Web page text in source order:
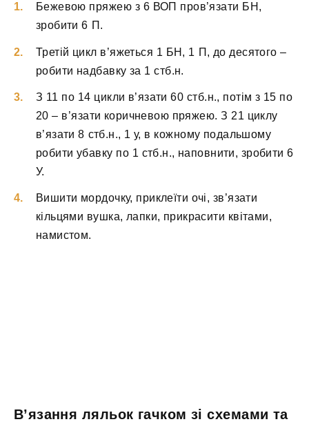
Бежевою пряжею з 6 ВОП пров’язати БН,
зробити 6 П.
Третій цикл в’яжеться 1 БН, 1 П, до десятого –
робити надбавку за 1 стб.н.
З 11 по 14 цикли в’язати 60 стб.н., потім з 15 по
20 – в’язати коричневою пряжею. З 21 циклу
в’язати 8 стб.н., 1 у, в кожному подальшому
робити убавку по 1 стб.н., наповнити, зробити 6
У.
Вишити мордочку, приклеїти очі, зв’язати
кільцями вушка, лапки, прикрасити квітами,
намистом.
В’язання ляльок гачком зі схемами та